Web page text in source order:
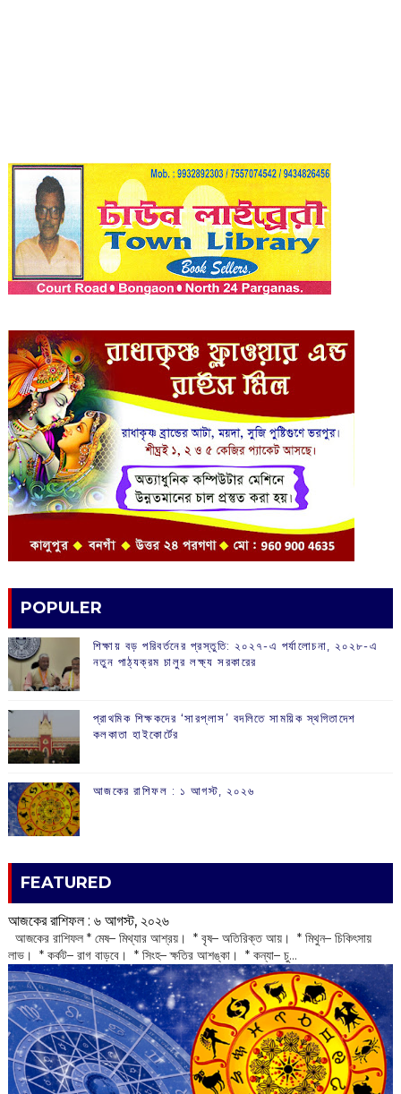
POPULER
শিক্ষায় বড় পরিবর্তনের প্রস্তুতি: ২০২৭-এ পর্যালোচনা, ২০২৮-এ
নতুন পাঠ্যক্রম চালুর লক্ষ্য সরকারের
প্রাথমিক শিক্ষকদের ‘সারপ্লাস’ বদলিতে সাময়িক স্থগিতাদেশ
কলকাতা হাইকোর্টের
আজকের রাশিফল :‌ ‌‌১ আগস্ট, ২০২৬
FEATURED
আজকের রাশিফল :‌ ‌‌৬ আগস্ট, ২০২৬
‌ আজকের রাশিফল * মেষ– মিথ্যার আশ্রয়। * বৃষ– অতিরিক্ত আয়। * মিথুন– চিকিৎসায়
লাভ। * কর্কট– রাগ বাড়বে। * সিংহ– ক্ষতির আশঙ্কা। * কন্যা– চু...